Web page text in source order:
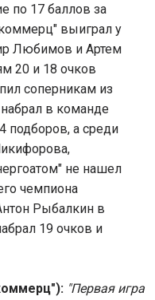
по 17 баллов за
выиграл у
Любимов и Артем
20 и 18 очков
соперникам из
в команде
подборов, а среди
не нашел
чемпиона
Рыбалкин в
19 очков и
"Первая игра